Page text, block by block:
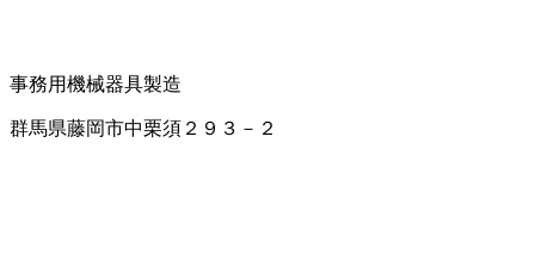
事務用機械器具製造
群馬県藤岡市中栗須２９３－２